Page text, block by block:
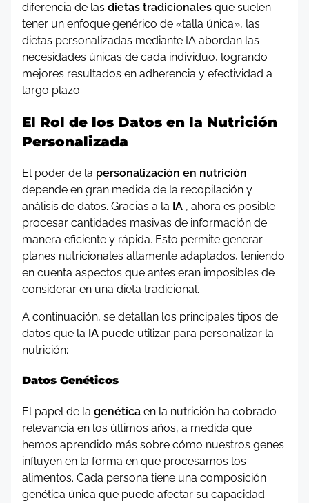
diferencia de las dietas tradicionales que suelen
tener un enfoque genérico de «talla única», las
dietas personalizadas mediante IA abordan las
necesidades únicas de cada individuo, logrando
mejores resultados en adherencia y efectividad a
largo plazo.
El Rol de los Datos en la Nutrición
Personalizada
El poder de la personalización en nutrición
depende en gran medida de la recopilación y
análisis de datos. Gracias a la IA , ahora es posible
procesar cantidades masivas de información de
manera eficiente y rápida. Esto permite generar
planes nutricionales altamente adaptados, teniendo
en cuenta aspectos que antes eran imposibles de
considerar en una dieta tradicional.
A continuación, se detallan los principales tipos de
datos que la IA puede utilizar para personalizar la
nutrición:
Datos Genéticos
El papel de la genética en la nutrición ha cobrado
relevancia en los últimos años, a medida que
hemos aprendido más sobre cómo nuestros genes
influyen en la forma en que procesamos los
alimentos. Cada persona tiene una composición
genética única que puede afectar su capacidad